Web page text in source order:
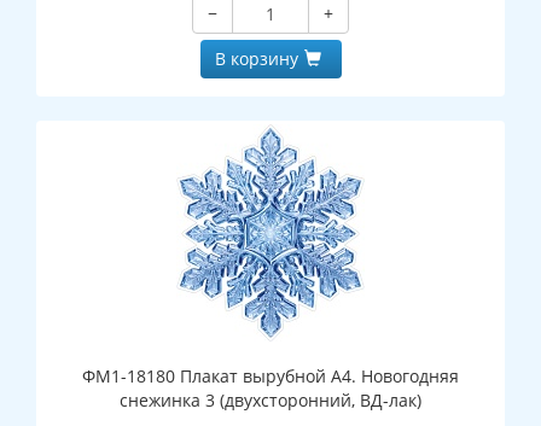
−
+
В корзину
ФМ1-18180 Плакат вырубной А4. Новогодняя
снежинка 3 (двухсторонний, ВД-лак)